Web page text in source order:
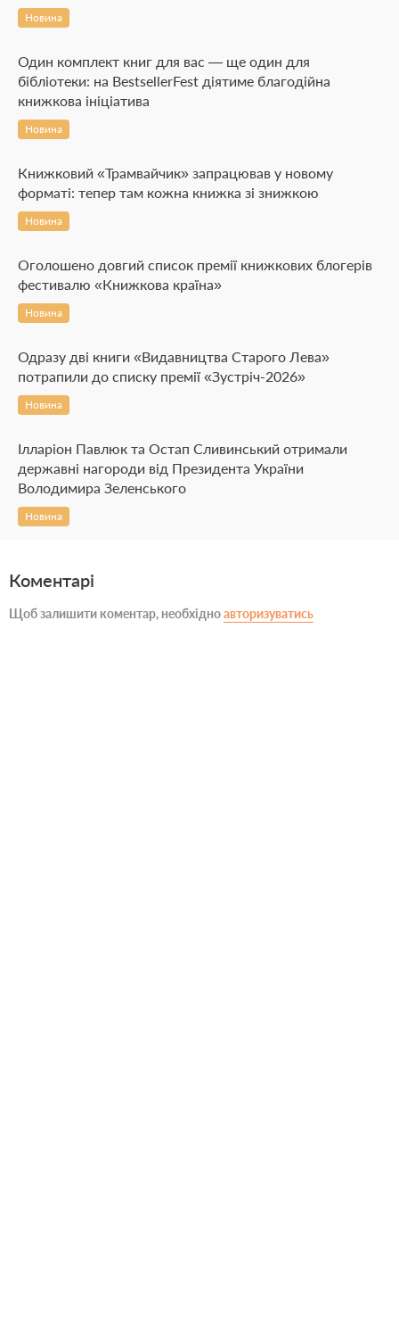
Новина
Один комплект книг для вас — ще один для
бібліотеки: на BestsellerFest діятиме благодійна
книжкова ініціатива
Новина
Книжковий «Трамвайчик» запрацював у новому
форматі: тепер там кожна книжка зі знижкою
Новина
Оголошено довгий список премії книжкових блогерів
фестивалю «Книжкова країна»
Новина
Одразу дві книги «Видавництва Старого Лева»
потрапили до списку премії «Зустріч-2026»
Новина
Ілларіон Павлюк та Остап Сливинський отримали
державні нагороди від Президента України
Володимира Зеленського
Новина
Коментарі
Щоб залишити коментар, необхідноавторизуватись